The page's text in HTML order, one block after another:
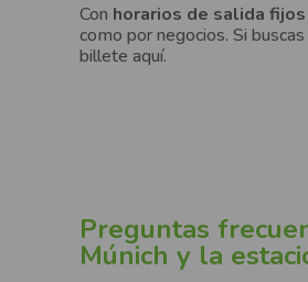
Con horarios de salida
como por negocios. Si buscas
billete aquí.
Preguntas
Múnich y la